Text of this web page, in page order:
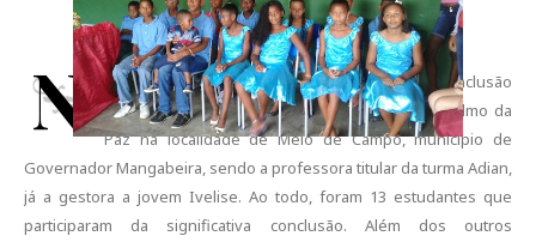
N
a última quinta-feira (18/12/2014), aconteceu a conclusão
da turma do quinto ano da escola Antonio Anselmo da
Paz na localidade de Meio de Campo, município de
Governador Mangabeira, sendo a professora titular da turma Adian,
já a gestora a jovem Ivelise. Ao todo, foram 13 estudantes que
participaram da significativa conclusão. Além dos outros